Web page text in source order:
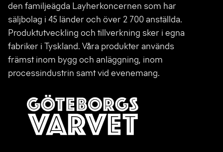
den familjeägda Layherkoncernen som har
säljbolag i 45 länder och över 2 700 anställda.
Produktutveckling och tillverkning sker i egna
fabriker i Tyskland. Våra produkter används
främst inom bygg och anläggning, inom
processindustrin samt vid evenemang.